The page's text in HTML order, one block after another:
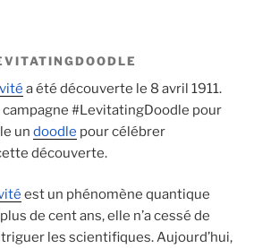
a été découverte le 8 avril 1911.
campagne #LevitatingDoodle pour
un doodle pour célébrer
découverte.
est un phénomène quantique
de cent ans, elle n’a cessé de
les scientifiques. Aujourd’hui,